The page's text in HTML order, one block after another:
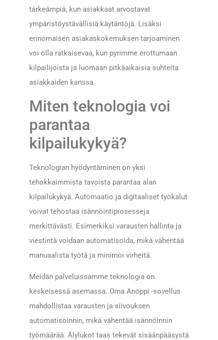
tärkeämpiä, kun asiakkaat arvostavat
ympäristöystävällisiä käytäntöjä. Lisäksi
erinomaisen asiakaskokemuksen tarjoaminen
voi olla ratkaisevaa, kun pyrimme erottumaan
kilpailijoista ja luomaan pitkäaikaisia suhteita
asiakkaiden kanssa.
Miten teknologia voi
parantaa
kilpailukykyä?
Teknologian hyödyntäminen on yksi
tehokkaimmista tavoista parantaa alan
kilpailukykyä. Automaatio ja digitaaliset työkalut
voivat tehostaa isännöintiprosesseja
merkittävästi. Esimerkiksi varausten hallinta ja
viestintä voidaan automatisoida, mikä vähentää
manuaalista työtä ja minimoi virheitä.
Meidän palveluissamme teknologia on
keskeisessä asemassa. Oma Anoppi -sovellus
mahdollistaa varausten ja siivouksen
automatisoinnin, mikä vähentää isännöinnin
työmäärää. Älylukot taas tekevät sisäänpääsystä